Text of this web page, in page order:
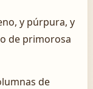
y púrpura, y
de primorosa
de